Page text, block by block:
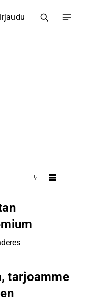
tarjoamme